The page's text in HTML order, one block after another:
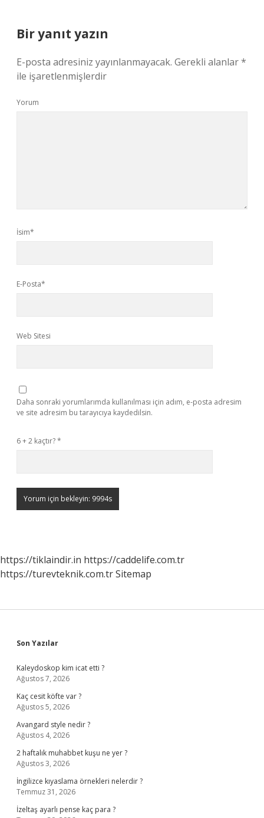
Bir yanıt yazın
E-posta adresiniz yayınlanmayacak. Gerekli alanlar*
ile işaretlenmişlerdir
Yorum
İsim*
E-Posta*
Web Sitesi
Daha sonraki yorumlarımda kullanılması için adım, e-posta adresim
ve site adresim bu tarayıcıya kaydedilsin.
6 + 2 kaçtır?*
https://tiklaindir.in https://caddelife.com.tr
https://turevteknik.com.trSitemap
Sidebar
Son Yazılar
Kaleydoskop kim icat etti ?
Ağustos 7, 2026
Kaç cesit köfte var ?
Ağustos 5, 2026
Avangard style nedir ?
Ağustos 4, 2026
2 haftalık muhabbet kuşu ne yer ?
Ağustos 3, 2026
İngilizce kıyaslama örnekleri nelerdir ?
Temmuz 31, 2026
İzeltaş ayarlı pense kaç para ?